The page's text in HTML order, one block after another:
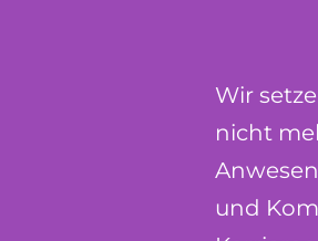
Wir
nicht
und